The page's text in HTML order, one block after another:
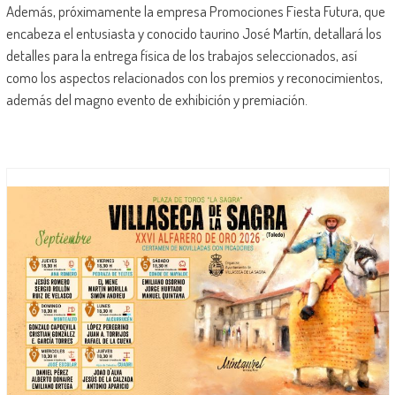
Además, próximamente la empresa Promociones Fiesta Futura, que
encabeza el entusiasta y conocido taurino José Martín, detallará los
detalles para la entrega física de los trabajos seleccionados, así
como los aspectos relacionados con los premios y reconocimientos,
además del magno evento de exhibición y premiación.